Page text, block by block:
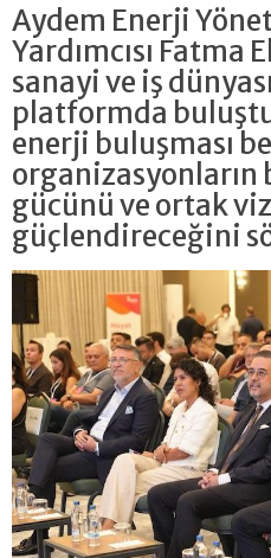
Aydem Enerji
Yardımcısı Fatma
sanayi ve iş
platformda
enerji buluşması
gücünü ve ortak
güçlendireceğini